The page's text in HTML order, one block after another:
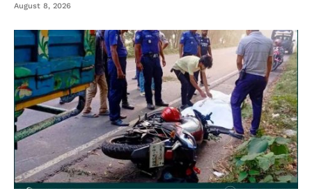
August 8, 2026